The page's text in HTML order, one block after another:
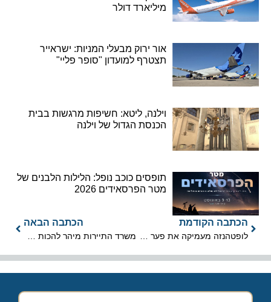
מיליארד דולר
אור ירוק מבעלי המניות: ישראייר
תצטרף למועדון "סופר פליי"
וילנה, ליטא: חשיפות מרגשות בבית
הכנסת הגדול של וילנה
תופסים כוכב נופל: הלילות הלבנים של
מטר הפרסאידים 2026
הכתבה הקודמת הכתבה הבאה